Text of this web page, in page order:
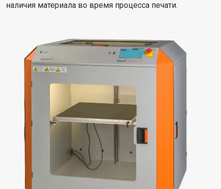
наличия материала во время процесса печати.